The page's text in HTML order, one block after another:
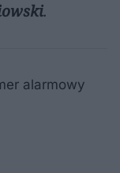
.
alarmowy